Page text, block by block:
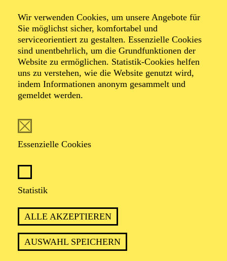
Wir verwenden Cookies, um unsere Angebote für
Sie möglichst sicher, komfortabel und
serviceorientiert zu gestalten. Essenzielle Cookies
sind unentbehrlich, um die Grundfunktionen der
Website zu ermöglichen. Statistik-Cookies helfen
uns zu verstehen, wie die Website genutzt wird,
indem Informationen anonym gesammelt und
gemeldet werden.
Essenzielle Cookies
Statistik
ALLE AKZEPTIEREN
AUSWAHL SPEICHERN
Schumann
Dichterliebe
2 Stunden, inkl. Pause